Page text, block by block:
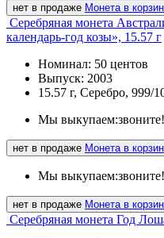
нет в продаже Монета в
Серебряная монета
календарь-год козы», 15.57 г
Номинал: 50 центов
Выпуск: 2003
15.57 г, Серебро, 999/
Мы выкупаем:звоните!
нет в продаже Монета в
Мы выкупаем:звоните!
нет в продаже Монета в
Серебряная монета Год